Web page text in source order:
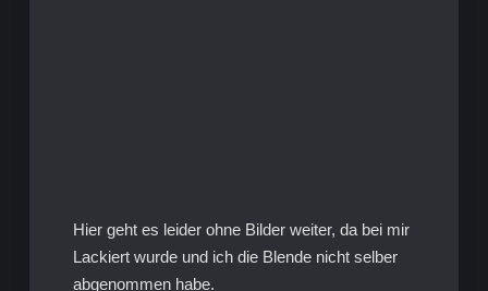
Hier geht es leider ohne Bilder weiter, da bei mir
Lackiert wurde und ich die Blende nicht selber
abgenommen habe.